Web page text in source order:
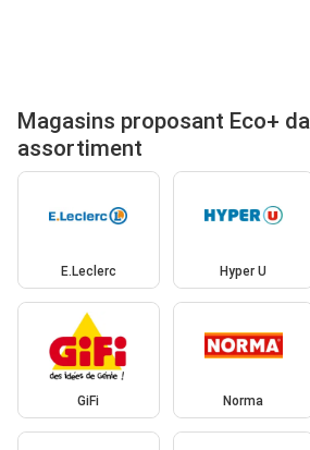
Magasins proposant Eco+
assortiment
E.Leclerc Hyper U
GiFi Norma